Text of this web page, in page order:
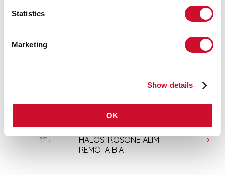
Statistics
Marketing
Show details
OK
105157.01
HALOS: ROSONE ALIM.
REMOTA BIA